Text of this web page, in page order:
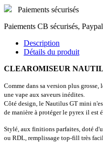
Paiements sécurisés
Paiements CB sécurisés,
Description
Détails du produit
CLEAROMISEUR
Comme dans sa version plus
une vape aux saveurs inédites.
Côté design, le Nautilus GT mini
de manière à protéger le pyrex il est
Stylé, aux finitions parfaites, doté
ou RDL, remplissage top-fill très